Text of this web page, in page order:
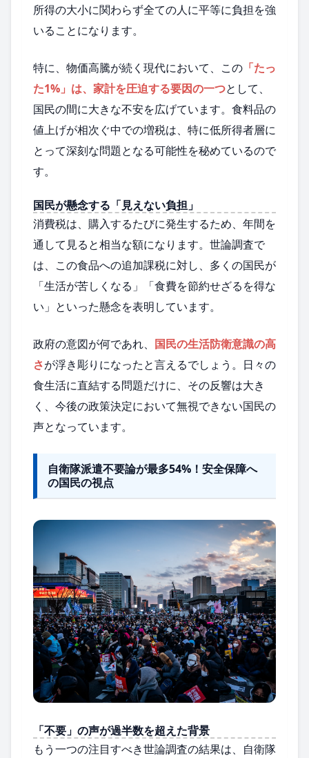
所得の大小に関わらず全ての人に平等に負担を強
いることになります。
特に、物価高騰が続く現代において、この 「たっ
た1%」は、家計を圧迫する要因の一つとして、
国民の間に大きな不安を広げています。食料品の
値上げが相次ぐ中での増税は、特に低所得者層に
とって深刻な問題となる可能性を秘めているので
す。
国民が懸念する「見えない負担」
消費税は、購入するたびに発生するため、年間を
通して見ると相当な額になります。世論調査で
は、この食品への追加課税に対し、多くの国民が
「生活が苦しくなる」「食費を節約せざるを得な
い」といった懸念を表明しています。
政府の意図が何であれ、 国民の生活防衛意識の高
さが浮き彫りになったと言えるでしょう。日々の
食生活に直結する問題だけに、その反響は大き
く、今後の政策決定において無視できない国民の
声となっています。
自衛隊派遣不要論が最多54%！安全保障へ
の国民の視点
「不要」の声が過半数を超えた背景
もう一つの注目すべき世論調査の結果は、自衛隊